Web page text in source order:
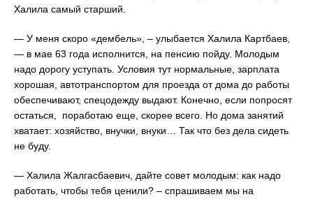
Халила самый старший.
— У меня скоро «дембель», – улыбается Халила Картбаев,
— в мае 63 года исполнится, на пенсию пойду. Молодым
надо дорогу уступать. Условия тут нормальные, зарплата
хорошая, автотранспортом для проезда от дома до работы
обеспечивают, спецодежду выдают. Конечно, если попросят
остаться, поработаю еще, скорее всего. Но дома занятий
хватает: хозяйство, внучки, внуки… Так что без дела сидеть
не буду.
— Халила Жалгасбаевич, дайте совет молодым: как надо
работать, чтобы тебя ценили? – спрашиваем мы на